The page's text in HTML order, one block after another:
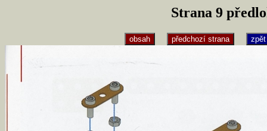
Strana 9
obsah předchozí strana zpět